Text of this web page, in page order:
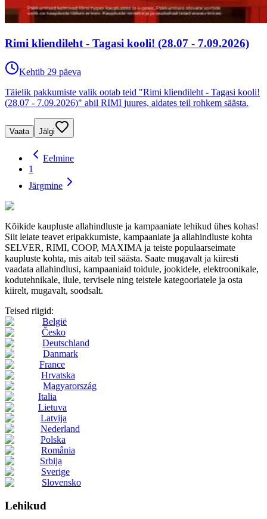
Rimi kliendileht - Tagasi kooli! (28.07 - 7.09.2026)
Kehtib 29 päeva
Täielik pakkumiste valik ootab teid "Rimi kliendileht - Tagasi kooli!
(28.07 - 7.09.2026)" abil RIMI juures, aidates teil rohkem säästa.
Vaata Jälgi
Eelmine
1
Järgmine
Kõikide kaupluste allahindluste ja kampaaniate lehikud ühes kohas!
Siit leiate teavet eripakkumiste, kampaaniate ja allahindluste kohta
SELVER, RIMI, COOP, MAXIMA ja teiste populaarseimate
kaupluste kohta, mis aitab teil säästa. Saate mugavalt ja kiiresti
vaadata allahindlusi, kampaaniaid toidule, jookidele, elektroonikale,
kodutehnikale, ilule, tervisele ning teistele kategooriatele ja osta
kiirelt, mugavalt, soodsalt.
Teised riigid:
België
Česko
Deutschland
Danmark
France
Hrvatska
Magyarország
Italia
Lietuva
Latvija
Nederland
Polska
România
Srbija
Sverige
Slovensko
Lehikud